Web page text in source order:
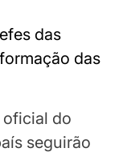
das
das
do
seguirão